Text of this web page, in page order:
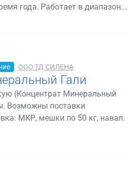
года. Работает в диапазон...
ООО ТД СИЛЕНА
Гали
(Концентрат Минеральный
Возможны поставки
МКР, мешки по 50 кг, навал.